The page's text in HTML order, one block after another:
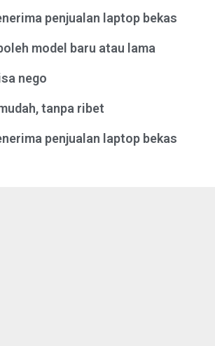
penjualan laptop bekas
model baru atau lama
nego
tanpa ribet
penjualan laptop bekas